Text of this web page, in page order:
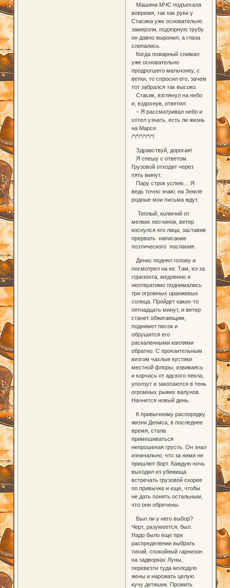
Машина МЧС подъехала
вовремя, так как руки у
Стасика уже основательно
замерзли, подзорную трубу
он давно выронил, а глаза
слипались.
Когда пожарный снимал
уже основательно
продрогшего мальчонку, с
ветки, то спросил его, зачем
тот забрался так высоко.
Стасик, взглянул на небо
и, вздохнув, ответил:
– Я рассматривал небо и
хотел узнать, есть ли жизнь
на Марсе.
/*/*/*/*/*/*/
Здравствуй, дорогая!
Я спешу с ответом.
Грузовой отходит через
пять минут.
Пару строк успею… Я
ведь точно знаю: на Земле
родные мои письма ждут.
Теплый, колючий от
мелких песчинок, ветер
коснулся его лица, заставив
прервать написание
поэтического послания.
Денис поднял голову и
посмотрел на юг. Там, из-за
горизонта, медленно и
неотвратимо поднимались
три огромных оранжевых
солнца. Пройдет каких-то
пятнадцать минут, и ветер
станет обжигающим,
поднимет песок и
обрушится его
раскаленными каплями
обратно. С пронзительным
визгом чахлые кустики
местной флоры, извиваясь
и корчась от адского пекла,
уползут и закопаются в тень
огромных рыжих валунов.
Начнется новый день.
К привычному распорядку
жизни Дениса, в последнее
время, стала
примешиваться
непрошеная грусть. Он знал
изначально, что за ними не
пришлют борт. Каждую ночь
выходил из убежища
встречать грузовой скорее
по привычке и еще, чтобы
не дать понять остальным,
что они обречены.
Был ли у него выбор?
Черт, разумеется, был.
Надо было еще при
распределении выбрать
тихий, спокойный гарнизон
на задворках Луны,
перевезти туда молодую
жены и нарожать целую
кучу детишек. Прожить